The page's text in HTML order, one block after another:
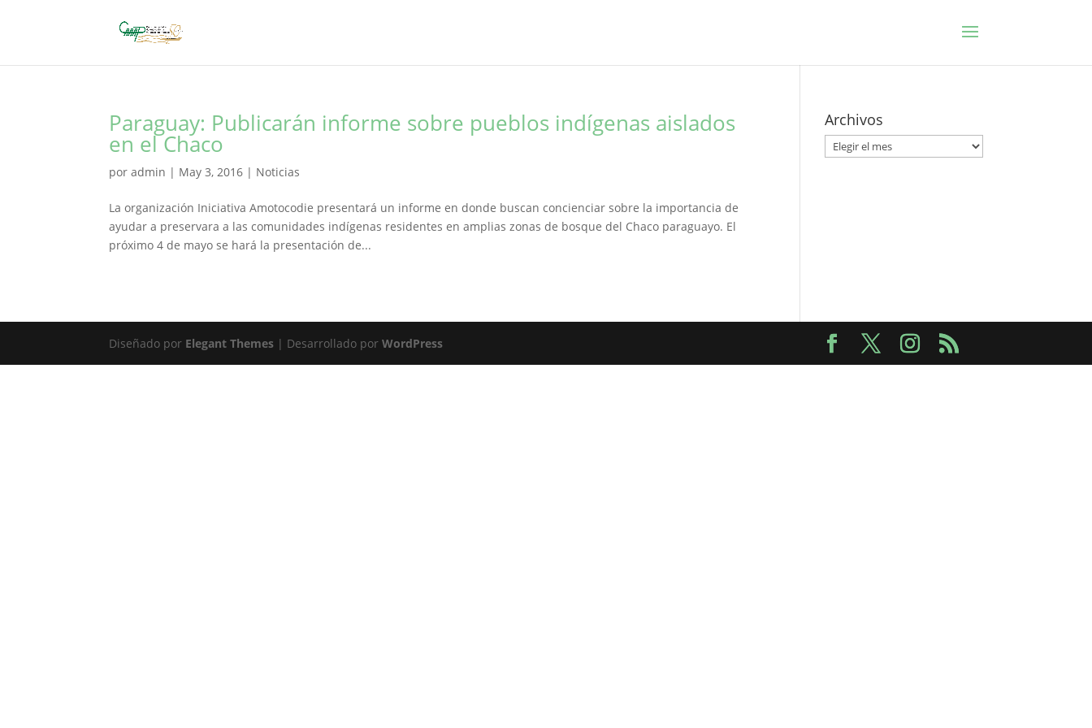
Paraguay: Publicarán informe sobre pueblos indígenas aislados
en el Chaco
poradmin | May 3, 2016 | Noticias
La organización Iniciativa Amotocodie presentará un informe en donde buscan concienciar sobre la importancia de
ayudar a preservara a las comunidades indígenas residentes en amplias zonas de bosque del Chaco paraguayo. El
próximo 4 de mayo se hará la presentación de...
Archivos
Archivos
Diseñado por Elegant Themes | Desarrollado porWordPress